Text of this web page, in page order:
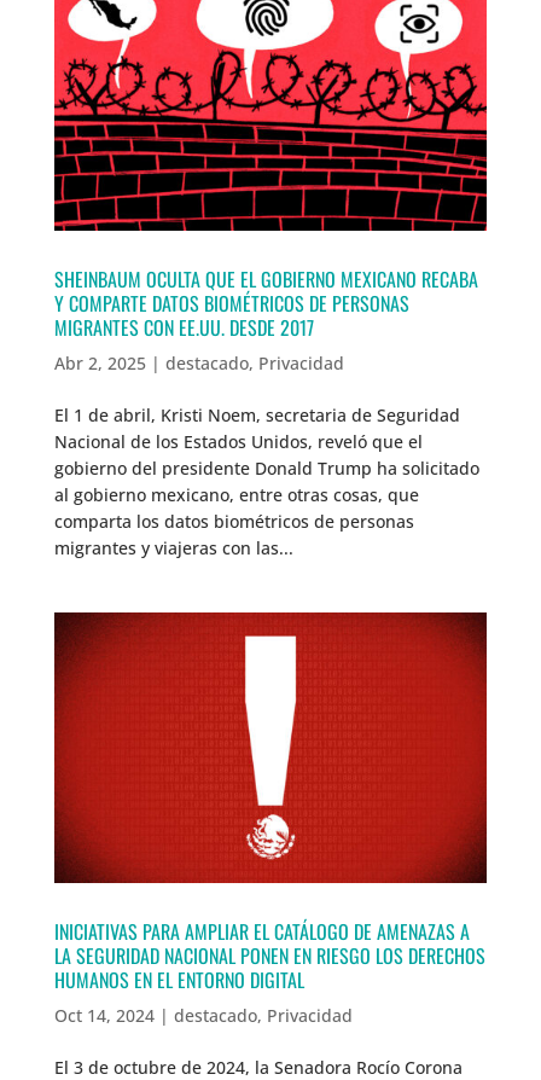
SHEINBAUM OCULTA QUE EL GOBIERNO MEXICANO RECABA
Y COMPARTE DATOS BIOMÉTRICOS DE PERSONAS
MIGRANTES CON EE.UU. DESDE 2017
Abr 2, 2025| destacado, Privacidad
El 1 de abril, Kristi Noem, secretaria de Seguridad
Nacional de los Estados Unidos, reveló que el
gobierno del presidente Donald Trump ha solicitado
al gobierno mexicano, entre otras cosas, que
comparta los datos biométricos de personas
migrantes y viajeras con las...
INICIATIVAS PARA AMPLIAR EL CATÁLOGO DE AMENAZAS A
LA SEGURIDAD NACIONAL PONEN EN RIESGO LOS DERECHOS
HUMANOS EN EL ENTORNO DIGITAL
Oct 14, 2024| destacado, Privacidad
El 3 de octubre de 2024, la Senadora Rocío Corona